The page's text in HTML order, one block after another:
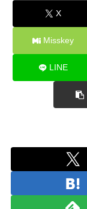
X
Misskey
LINE